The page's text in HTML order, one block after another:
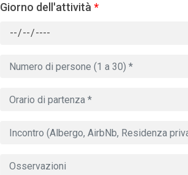
Giorno dell'attività *